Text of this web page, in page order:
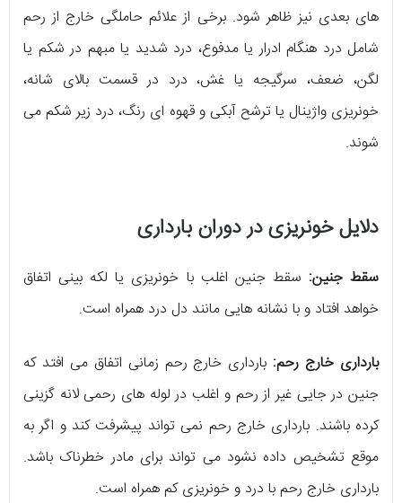
های بعدی نیز ظاهر شود. برخی از علائم حاملگی خارج از رحم
شامل درد هنگام ادرار یا مدفوع، درد شدید یا مبهم در شکم یا
لگن، ضعف، سرگیجه یا غش، درد در قسمت بالای شانه،
خونریزی واژینال یا ترشح آبکی و قهوه ای رنگ، درد زیر شکم می
شوند.
دلایل خونریزی در دوران بارداری
سقط جنین: سقط جنین اغلب با خونریزی یا لکه بینی اتفاق
خواهد افتاد و با نشانه هایی مانند دل درد همراه است.
بارداری خارج رحم: بارداری خارج رحم زمانی اتفاق می افتد که
جنین در جایی غیر از رحم و اغلب در لوله های رحمی لانه گزینی
کرده باشند. بارداری خارج رحم نمی تواند پیشرفت کند و اگر به
موقع تشخیص داده نشود می تواند برای مادر خطرناک باشد.
بارداری خارج رحم با درد و خونریزی کم همراه است.